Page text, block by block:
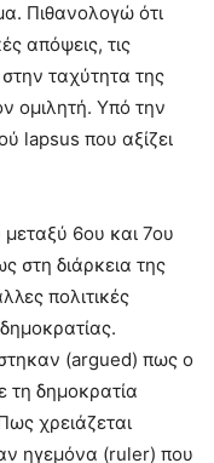
Πιθανολογώ ότι
απόψεις, τις
ταχύτητα της
ομιλητή. Υπό την
lapsus που αξίζει
6ου και 7ου
στη διάρκεια της
πολιτικές
(argued) πως ο
τη δημοκρατία
χρειάζεται
ηγεμόνα (ruler) που